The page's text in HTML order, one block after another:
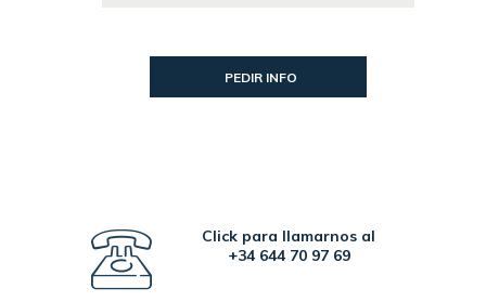
Click para llamarnos al
+34 644 70 97 69